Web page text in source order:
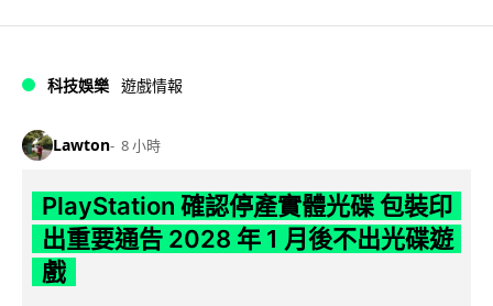
科技娛樂 遊戲情報
Lawton 8 小時
PlayStation 確認停產實體光碟 包裝印
出重要通告 2028 年 1 月後不出光碟遊
戲